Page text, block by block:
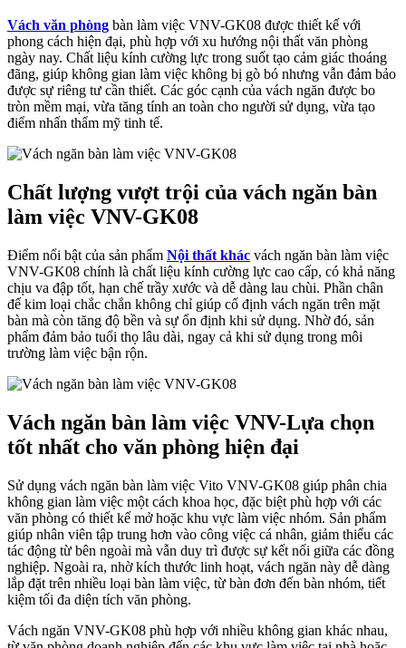
Vách văn phòng bàn làm việc VNV-GK08 được thiết kế với
phong cách hiện đại, phù hợp với xu hướng nội thất văn phòng
ngày nay. Chất liệu kính cường lực trong suốt tạo cảm giác thoáng
đãng, giúp không gian làm việc không bị gò bó nhưng vẫn đảm bảo
được sự riêng tư cần thiết. Các góc cạnh của vách ngăn được bo
tròn mềm mại, vừa tăng tính an toàn cho người sử dụng, vừa tạo
điểm nhấn thẩm mỹ tinh tế.
Chất lượng vượt trội của vách ngăn bàn
làm việc VNV-GK08
Điểm nổi bật của sản phẩm Nội thất khác vách ngăn bàn làm việc
VNV-GK08 chính là chất liệu kính cường lực cao cấp, có khả năng
chịu va đập tốt, hạn chế trầy xước và dễ dàng lau chùi. Phần chân
đế kim loại chắc chắn không chỉ giúp cố định vách ngăn trên mặt
bàn mà còn tăng độ bền và sự ổn định khi sử dụng. Nhờ đó, sản
phẩm đảm bảo tuổi thọ lâu dài, ngay cả khi sử dụng trong môi
trường làm việc bận rộn.
Vách ngăn bàn làm việc VNV-Lựa chọn
tốt nhất cho văn phòng hiện đại
Sử dụng vách ngăn bàn làm việc Vito VNV-GK08 giúp phân chia
không gian làm việc một cách khoa học, đặc biệt phù hợp với các
văn phòng có thiết kế mở hoặc khu vực làm việc nhóm. Sản phẩm
giúp nhân viên tập trung hơn vào công việc cá nhân, giảm thiểu các
tác động từ bên ngoài mà vẫn duy trì được sự kết nối giữa các đồng
nghiệp. Ngoài ra, nhờ kích thước linh hoạt, vách ngăn này dễ dàng
lắp đặt trên nhiều loại bàn làm việc, từ bàn đơn đến bàn nhóm, tiết
kiệm tối đa diện tích văn phòng.
Vách ngăn VNV-GK08 phù hợp với nhiều không gian khác nhau,